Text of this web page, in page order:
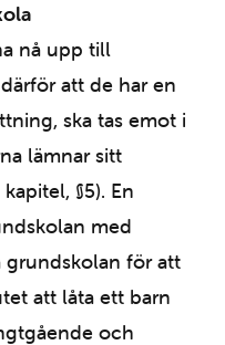
nå upp till
att de har en
ska tas emot i
lämnar sitt
kapitel, §5). En
med
grundskolan för att
att låta ett barn
och